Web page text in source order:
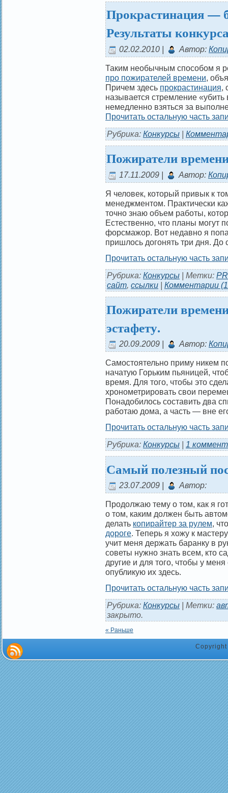
Прокрастинация —
Результаты
02.02.2010 | Автор:
Таким необычным способом я
про пожирателей времени,
Причем здесь прокрастинация,
называется стремление
немедленно взяться за
Прочитать остальную часть
Рубрика: Конкурсы |
Пожиратели
17.11.2009 | Автор:
Я человек, который привык к
менеджментом. Практически
точно знаю объем работы,
Естественно, что планы могут
форсмажор. Вот недавно я
пришлось догонять три дня. До
Прочитать остальную часть
Рубрика: Конкурсы | Метки: PR
сайт ссылки | Комментарии
Пожиратели
эстафету.
20.09.2009 | Автор:
Самостоятельно приму никем
начатую Горьким пьяницей,
время. Для того, чтобы это
хронометрировать свои
Понадобилось составить два
работаю дома, а часть — вне
Прочитать остальную часть
Рубрика: Конкурсы 1
Самый полезный
23.07.2009 | Автор:
Продолжаю тему о том, как я
о том, каким должен быть
делать копирайтер за рулем,
дороге. Теперь я хожу к
учит меня держать баранку в
советы нужно знать всем, кто
другие и для того, чтобы у
опубликую их здесь.
Прочитать остальную часть
Рубрика: Конкурсы | Метки:
закрыто.
« Раньше